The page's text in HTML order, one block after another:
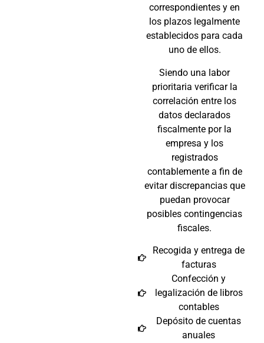
correspondientes y en
los plazos legalmente
establecidos para cada
uno de ellos.
Siendo una labor
prioritaria verificar la
correlación entre los
datos declarados
fiscalmente por la
empresa y los
registrados
contablemente a fin de
evitar discrepancias que
puedan provocar
posibles contingencias
fiscales.
Recogida y entrega de
facturas
Confección y
legalización de libros
contables
Depósito de cuentas
anuales